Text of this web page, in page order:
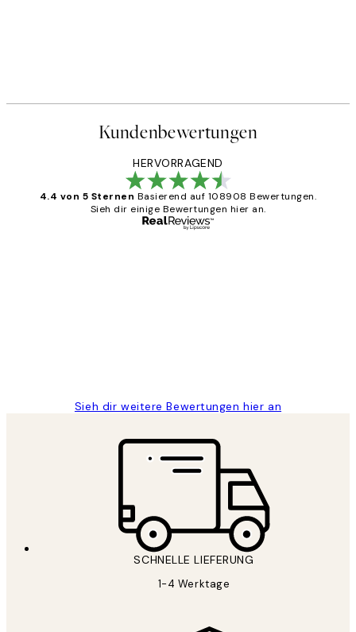
Kundenbewertungen
HERVORRAGEND
4.4 von 5 Sternen Basierend auf 108908 Bewertungen.
Sieh dir einige Bewertungen hier an.
Sieh dir weitere Bewertungen hier an
SCHNELLE LIEFERUNG
1-4 Werktage